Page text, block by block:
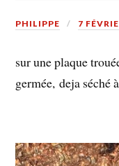
PHILIPPE 7
sur une plaque
germée, deja séché